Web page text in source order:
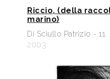
Riccio, (della
marino)
Di Sciullo Patrizio - 11
2003